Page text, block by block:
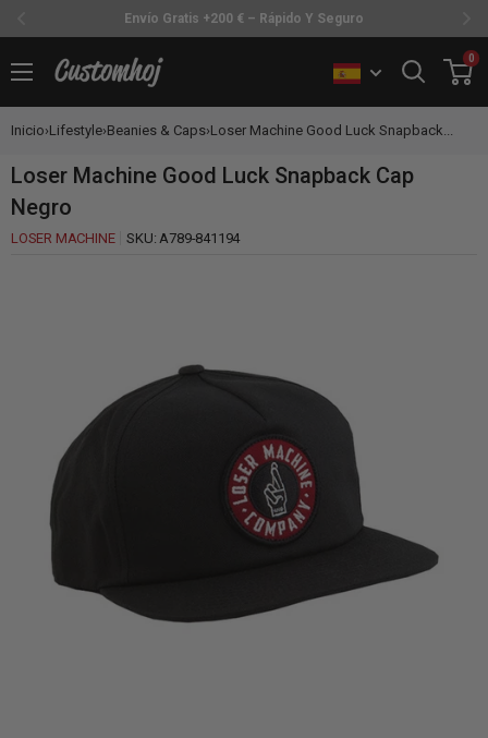
Envío Gratis +200 € – Rápido Y Seguro
directamente
al
contenido
Customhoj
0
Inicio›Lifestyle›Beanies & Caps›Loser Machine Good Luck Snapback...
Loser Machine Good Luck Snapback Cap
Negro
LOSER MACHINE SKU:A789-841194